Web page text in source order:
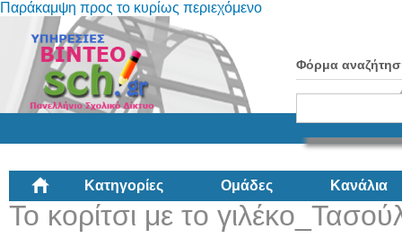
Παράκαμψη προς το κυρίως περιεχόμενο
Φόρμα
Κατηγορίες Ομάδες Κανάλια
Το κορίτσι με το